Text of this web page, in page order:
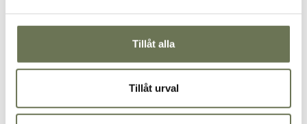
Tillåt alla
Tillåt urval
RECEPCIÓN
08-748 77 00
vargard